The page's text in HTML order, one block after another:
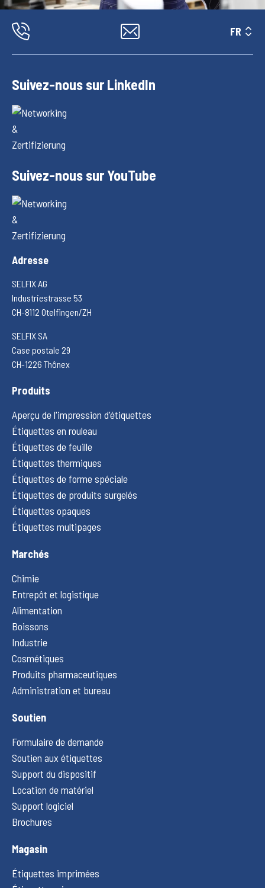
FR
Suivez-nous sur LinkedIn
Suivez-nous sur YouTube
Adresse
SELFIX AG
Industriestrasse 53
CH-8112 Otelfingen/ZH
SELFIX SA
Case postale 29
CH-1226 Thônex
Produits
Aperçu de l'impression d'étiquettes
Étiquettes en rouleau
Étiquettes de feuille
Étiquettes thermiques
Étiquettes de forme spéciale
Étiquettes de produits surgelés
Étiquettes opaques
Étiquettes multipages
Marchés
Chimie
Entrepôt et logistique
Alimentation
Boissons
Industrie
Cosmétiques
Produits pharmaceutiques
Administration et bureau
Soutien
Formulaire de demande
Soutien aux étiquettes
Support du dispositif
Location de matériel
Support logiciel
Brochures
Magasin
Étiquettes imprimées